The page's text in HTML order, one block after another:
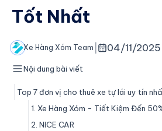
Tốt Nhất
Xe Hàng Xóm Team 04/11/2025
Nội dung bài viết
Top 7 đơn vị cho thuê xe tự lái uy tín
1. Xe Hàng Xóm - Tiết Kiệm Đến
2. NICE CAR